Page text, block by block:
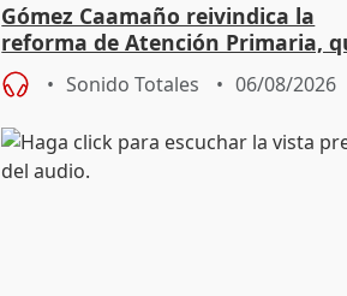
Gómez Caamaño reivindica la
reforma de Atención Primaria,
reforzará la autogestión
Sonido Totales 06/08/2026